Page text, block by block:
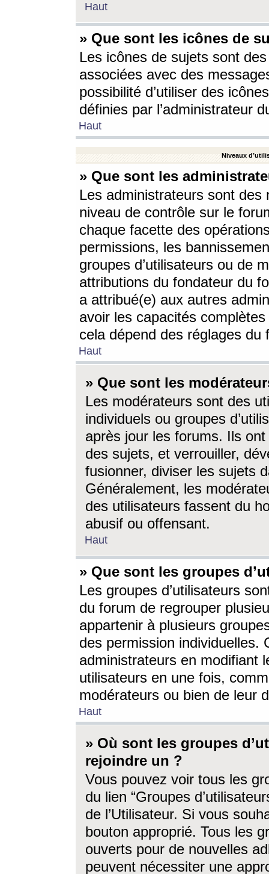
Haut
» Que sont les icônes de
Les icônes de sujets sont
associées avec des
possibilité d’utiliser des
définies par l’administrateur
Haut
Niveaux
» Que sont les
Les administrateurs sont
niveau de contrôle sur le
chaque facette des
permissions, les
groupes d’utilisateurs ou de
attributions du fondateur du
a attribué(e) aux autres
avoir les capacités
cela dépend des réglages du
Haut
» Que sont les
Les modérateurs sont des
individuels ou groupes
après jour les forums. Ils ont
des sujets, et verrouiller,
fusionner, diviser les sujets
Généralement, les
des utilisateurs fassent du
abusif ou offensant.
Haut
» Que sont les groupes
Les groupes d’utilisateurs
du forum de regrouper
appartenir à plusieurs
des permission individuelles.
administrateurs en modifiant
utilisateurs en une fois,
modérateurs ou bien de leur
Haut
» Où sont les groupes
rejoindre un ?
Vous pouvez voir tous les
du lien “Groupes
de l’Utilisateur. Si vous
bouton approprié. Tous les
ouverts pour de nouvelles
peuvent nécessiter une